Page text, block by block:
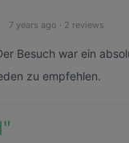
7 years ago · 2 reviews
Besuch war ein
zu empfehlen.
"